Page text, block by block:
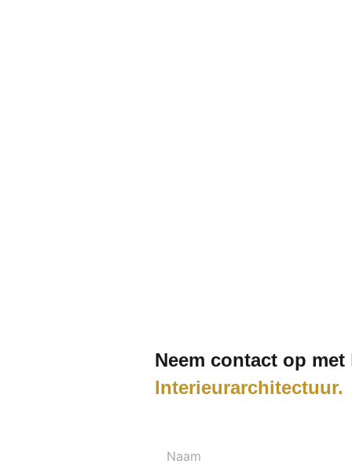
Neem contact op met
Interieurarchitectuur
Naam